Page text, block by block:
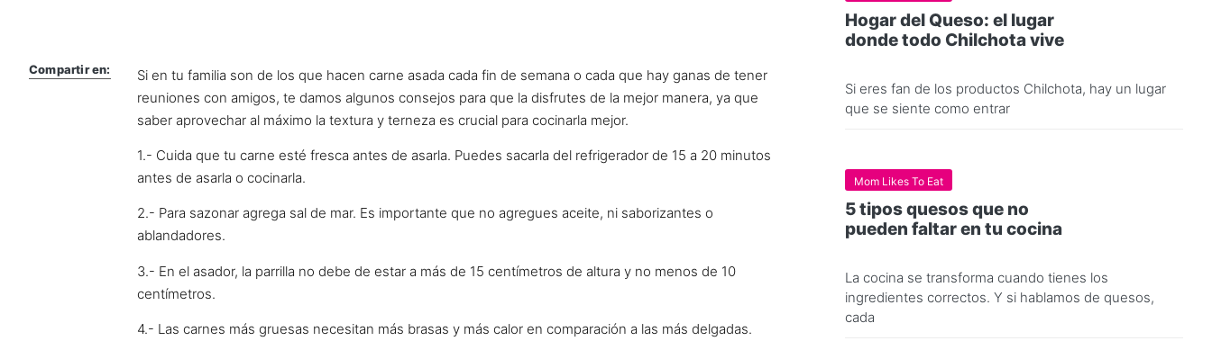
Compartir en:
Si en tu familia son de los que hacen carne asada cada fin de semana o cada que hay ganas de tener
reuniones con amigos, te damos algunos consejos para que la disfrutes de la mejor manera, ya que
saber aprovechar al máximo la textura y terneza es crucial para cocinarla mejor.
1.- Cuida que tu carne esté fresca antes de asarla. Puedes sacarla del refrigerador de 15 a 20 minutos
antes de asarla o cocinarla.
2.- Para sazonar agrega sal de mar. Es importante que no agregues aceite, ni saborizantes o
ablandadores.
3.- En el asador, la parrilla no debe de estar a más de 15 centímetros de altura y no menos de 10
centímetros.
4.- Las carnes más gruesas necesitan más brasas y más calor en comparación a las más delgadas.
Hogar del Queso: el lugar
donde todo Chilchota vive
Si eres fan de los productos Chilchota, hay un lugar
que se siente como entrar
Mom Likes To Eat
5 tipos quesos que no
pueden faltar en tu cocina
La cocina se transforma cuando tienes los
ingredientes correctos. Y si hablamos de quesos,
cada